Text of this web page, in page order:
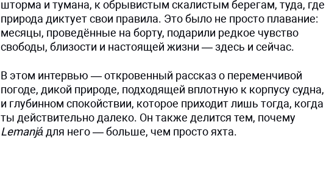
шторма и тумана, к обрывистым скалистым берегам, туда, где
природа диктует свои правила. Это было не просто плавание:
месяцы, проведённые на борту, подарили редкое чувство
свободы, близости и настоящей жизни — здесь и сейчас.
В этом интервью — откровенный рассказ о переменчивой
погоде, дикой природе, подходящей вплотную к корпусу судна,
и глубинном спокойствии, которое приходит лишь тогда, когда
ты действительно далеко. Он также делится тем, почему
Lemanjá для него — больше, чем просто яхта.